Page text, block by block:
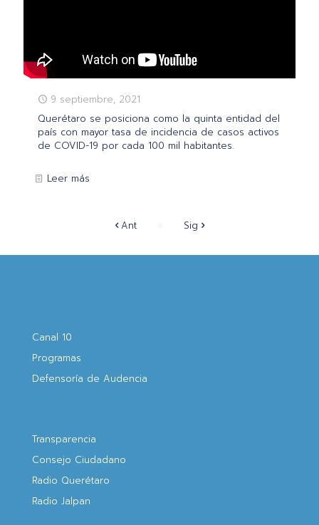
9 septiembre, 2021
Querétaro se posiciona como la quinta entidad del
país con mayor tasa de incidencia de casos activos
de COVID-19 por cada 100 mil habitantes.
Leer más
Ant Sig
Canal 10
Programas
Defensoría de Audencia
Transparencia
Consejo Ciudadano
Radio Querétaro
Radio Jalpan